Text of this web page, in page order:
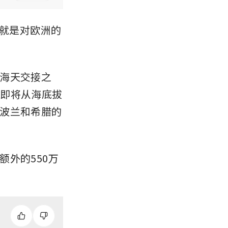
是对欧洲的
天交接之
将从海底拔
兰和希腊的
外的550万